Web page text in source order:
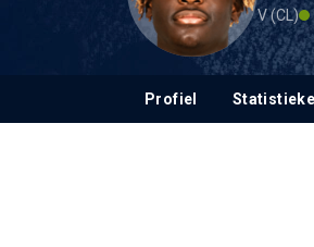
V (CL)
Profiel